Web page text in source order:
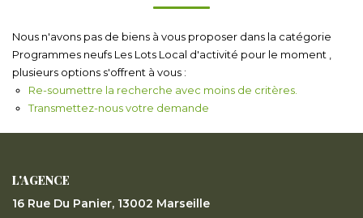
Louer
Nos Conseils Aux Locataires
VENDRE
GESTION LOCATIVE
Créer une alerte
Nous n'avons pas de biens à vous proposer dans la catégorie
Programmes neufs Les Lots Local d'activité pour le moment ,
plusieurs options s'offrent à vous :
Re-soumettre la recherche avec moins de critères.
Transmettez-nous votre demande
L'AGENCE
16 Rue Du Panier, 13002 Marseille